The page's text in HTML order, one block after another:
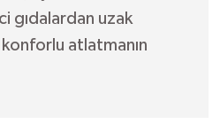
gıdalardan uzak
atlatmanın